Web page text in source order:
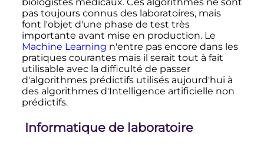
pas toujours connus des laboratoires, mais
font l'objet d'une phase de test très
importante avant mise en production. Le
Machine Learning n'entre pas encore dans les
pratiques courantes mais il serait tout à fait
utilisable avec la difficulté de passer
d'algorithmes prédictifs utilisés aujourd'hui à
des algorithmes d'Intelligence artificielle non
prédictifs.
Informatique de laboratoire